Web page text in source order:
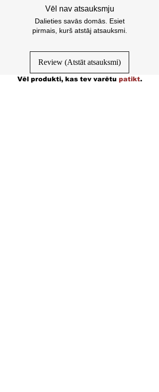
Vēl nav atsauksmju
Dalieties savās domās. Esiet
pirmais, kurš atstāj atsauksmi.
Review (Atstāt atsauksmi)
Vēl produkti, kas tev varētu patikt.